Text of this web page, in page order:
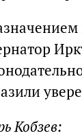
Кобзев: